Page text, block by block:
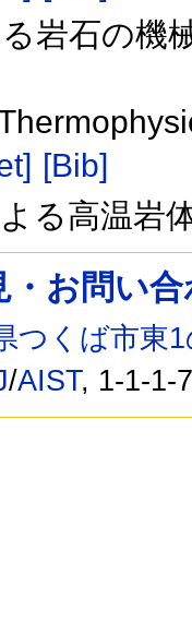
岩石の機
[Bib]
る高温岩
・お問い
つくば市東
/AIST, 1-1-1-